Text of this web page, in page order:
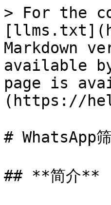
> For the
Markdown
available
page is
(https://
# WhatsApp
## **简介**